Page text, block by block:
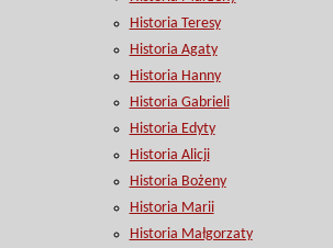
Historia Teresy
Historia Agaty
Historia Hanny
Historia Gabrieli
Historia Edyty
Historia Alicji
Historia Bożeny
Historia Marii
Historia Małgorzaty